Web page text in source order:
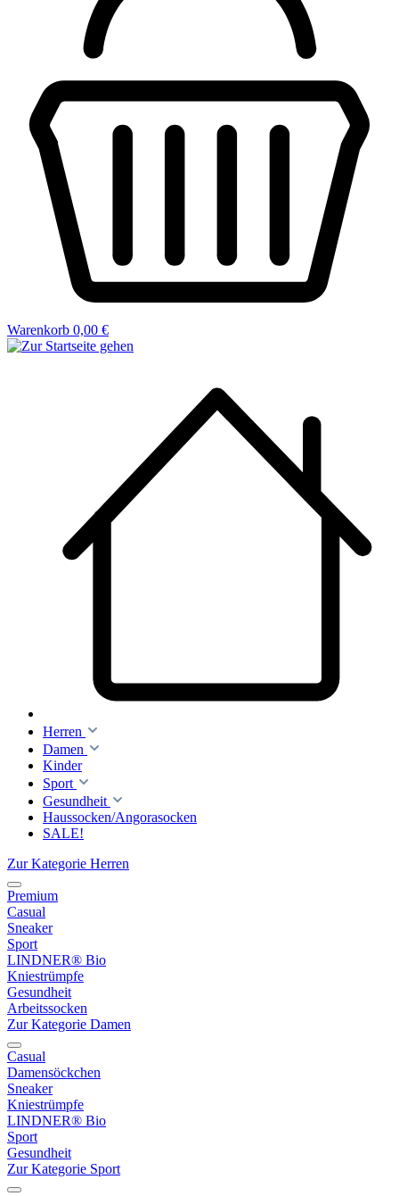
Warenkorb 0,00 €
Herren
Damen
Kinder
Sport
Gesundheit
Haussocken/Angorasocken
SALE!
Zur Kategorie Herren
Premium
Casual
Sneaker
Sport
LINDNER® Bio
Kniestrümpfe
Gesundheit
Arbeitssocken
Zur Kategorie Damen
Casual
Damensöckchen
Sneaker
Kniestrümpfe
LINDNER® Bio
Sport
Gesundheit
Zur Kategorie Sport